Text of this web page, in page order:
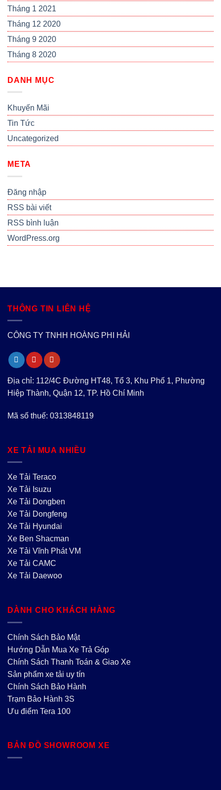
Tháng 1 2021
Tháng 12 2020
Tháng 9 2020
Tháng 8 2020
DANH MỤC
Khuyến Mãi
Tin Tức
Uncategorized
META
Đăng nhập
RSS bài viết
RSS bình luận
WordPress.org
THÔNG TIN LIÊN HỆ
CÔNG TY TNHH HOÀNG PHI HẢI
Địa chỉ: 112/4C Đường HT48, Tổ 3, Khu Phố 1, Phường
Hiệp Thành, Quận 12, TP. Hồ Chí Minh
Mã số thuế: 0313848119
XE TẢI MUA NHIỀU
Xe Tải Teraco
Xe Tải Isuzu
Xe Tải Dongben
Xe Tải Dongfeng
Xe Tải Hyundai
Xe Ben Shacman
Xe Tải Vĩnh Phát VM
Xe Tải CAMC
Xe Tải Daewoo
DÀNH CHO KHÁCH HÀNG
Chính Sách Bảo Mật
Hướng Dẫn Mua Xe Trả Góp
Chính Sách Thanh Toán & Giao Xe
Sản phẩm xe tải uy tín
Chính Sách Bảo Hành
Trạm Bảo Hành 3S
Ưu điểm Tera 100
BẢN ĐỒ SHOWROOM XE